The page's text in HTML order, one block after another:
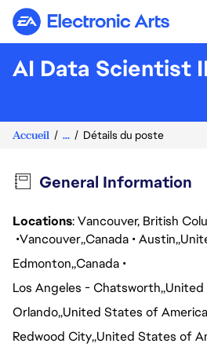
Electronic Arts
AI Data Scientist
Accueil ... Détails du poste
General Information
Locations: Vancouver, British
Vancouver Canada Austin
Edmonton Canada
Los Angeles - Chatsworth
Orlando United States of America
Redwood City United States of